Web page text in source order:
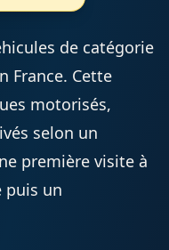
de catégorie
France. Cette
motorisés,
selon un
première visite à
puis un